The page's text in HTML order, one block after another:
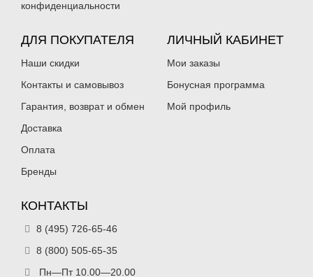
конфиденциальности
ДЛЯ ПОКУПАТЕЛЯ
Наши скидки
Контакты и самовывоз
Гарантия, возврат и обмен
Доставка
Оплата
Бренды
ЛИЧНЫЙ КАБИНЕТ
Мои заказы
Бонусная программа
Мой профиль
КОНТАКТЫ
8 (495) 726-65-46
8 (800) 505-65-35
Пн—Пт 10.00—20.00